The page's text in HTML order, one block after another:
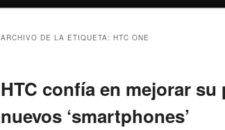
ARCHIVO DE LA ETIQUETA:HTC ONE
HTC confía en mejorar
nuevos ‘smartphones’